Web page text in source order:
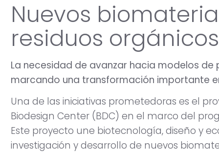
Nuevos
residuos orgánicos
La necesidad de avanzar hacia modelos
marcando una transformación importante
Una de las iniciativas prometedoras es el
Biodesign Center (BDC) en el marco del
Este proyecto une biotecnología, diseño y
investigación y desarrollo de nuevos